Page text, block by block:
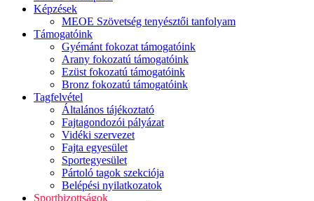
Képzések
MEOE Szövetség tenyésztői tanfolyam
Támogatóink
Gyémánt fokozat támogatóink
Arany fokozatú támogatóink
Ezüst fokozatú támogatóink
Bronz fokozatú támogatóink
Tagfelvétel
Általános tájékoztató
Fajtagondozói pályázat
Vidéki szervezet
Fajta egyesület
Sportegyesület
Pártoló tagok szekciója
Belépési nyilatkozatok
Sportbizottságok